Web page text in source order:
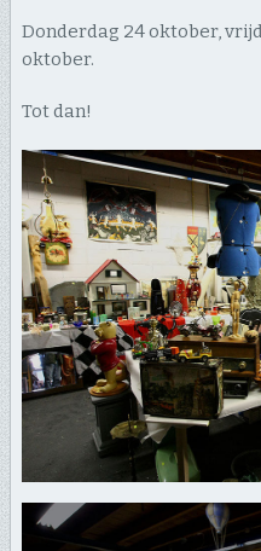
Donderdag 24 oktober,
oktober.
Tot dan!